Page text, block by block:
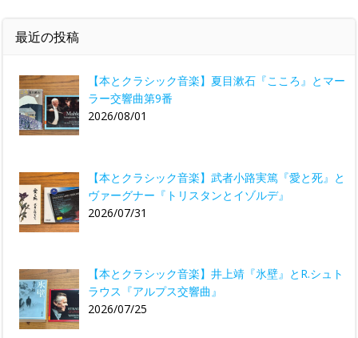
最近の投稿
【本とクラシック音楽】夏目漱石『こころ』とマー
ラー交響曲第9番
2026/08/01
【本とクラシック音楽】武者小路実篤『愛と死』と
ヴァーグナー『トリスタンとイゾルデ』
2026/07/31
【本とクラシック音楽】井上靖『氷壁』とR.シュト
ラウス『アルプス交響曲』
2026/07/25